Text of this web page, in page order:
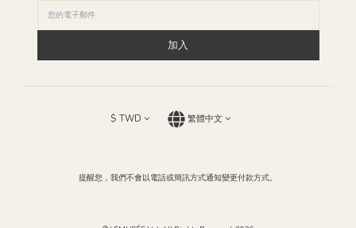
加入
$ TWD 繁體中文
提醒您，我們不會以電話或簡訊方式通知變更付款方式。